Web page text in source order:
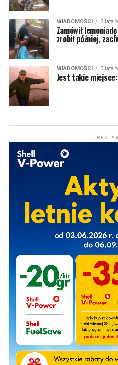
WIADOMOŚCI 3 lata
Zamówił
zrobił później,
WIADOMOŚCI 3 lata
Jest takie